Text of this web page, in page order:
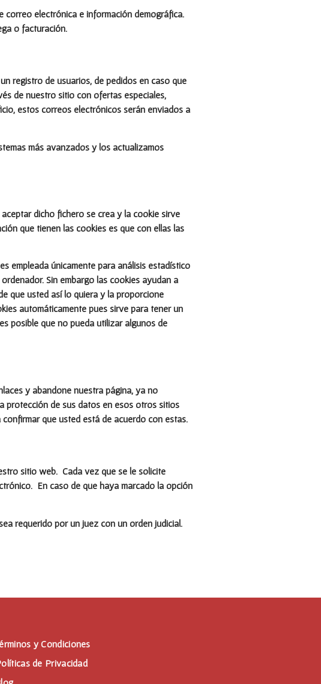
electrónica e información demográfica.
o facturación.
registro de usuarios, de pedidos en caso que
de nuestro sitio con ofertas especiales,
estos correos electrónicos serán enviados a
más avanzados y los actualizamos
dicho fichero se crea y la cookie sirve
que tienen las cookies es que con ellas las
empleada únicamente para análisis estadístico
Sin embargo las cookies ayudan a
que usted así lo quiera y la proporcione
automáticamente pues sirve para tener un
posible que no pueda utilizar algunos de
y abandone nuestra página, ya no
protección de sus datos en esos otros sitios
que usted está de acuerdo con estas.
sitio web. Cada vez que se le solicite
En caso de que haya marcado la opción
requerido por un juez con un orden judicial.
y Condiciones
de Privacidad